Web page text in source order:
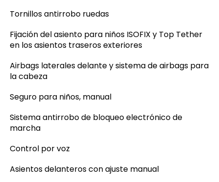
Tornillos antirrobo ruedas
Fijación del asiento para niños ISOFIX y Top Tether
en los asientos traseros exteriores
Airbags laterales delante y sistema de airbags para
la cabeza
Seguro para niños, manual
Sistema antirrobo de bloqueo electrónico de
marcha
Control por voz
Asientos delanteros con ajuste manual